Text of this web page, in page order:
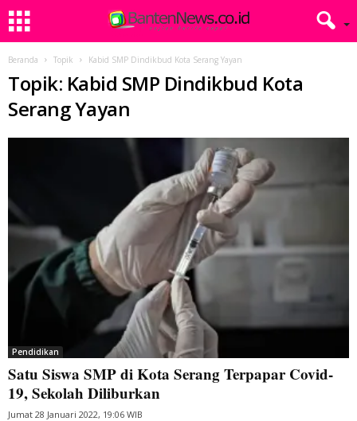
Beranda Topik Kabid SMP Dindikbud Kota Serang Yayan
Topik: Kabid SMP Dindikbud Kota
Serang Yayan
Pendidikan
Satu Siswa SMP di Kota Serang Terpapar Covid-
19, Sekolah Diliburkan
Jumat 28 Januari 2022, 19:06 WIB